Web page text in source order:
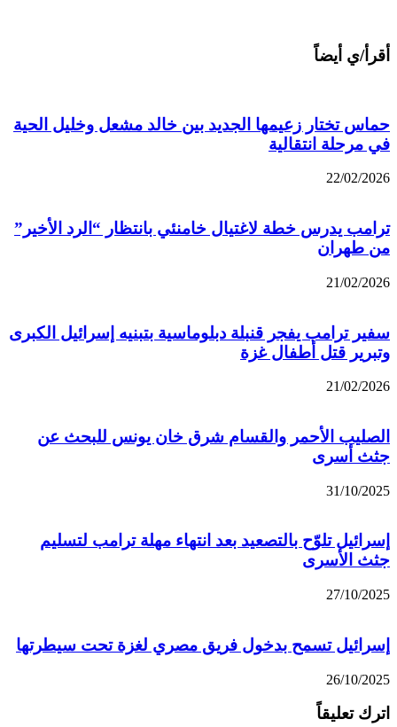
أقرأ/ي أيضاً
حماس تختار زعيمها الجديد بين خالد مشعل وخليل الحية
في مرحلة انتقالية
22/02/2026
ترامب يدرس خطة لاغتيال خامنئي بانتظار “الرد الأخير”
من طهران
21/02/2026
سفير ترامب يفجر قنبلة دبلوماسية بتبنيه إسرائيل الكبرى
وتبرير قتل أطفال غزة
21/02/2026
الصليب الأحمر والقسام شرق خان يونس للبحث عن
جثث أسرى
31/10/2025
إسرائيل تلوّح بالتصعيد بعد انتهاء مهلة ترامب لتسليم
جثث الأسرى
27/10/2025
إسرائيل تسمح بدخول فريق مصري لغزة تحت سيطرتها
26/10/2025
اترك تعليقاً